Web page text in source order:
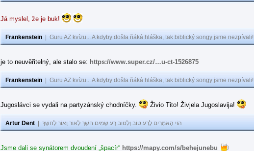
Já myslel, že je buk!
Frankenstein Guru AZ kvízu... A kdyby došla ňáká hláška, tak biblický songy jsme nezpívali!
je to neuvěřitelný, ale stalo se: https://www.super.cz/…u-ct-1526875
Frankenstein Guru AZ kvízu... A kdyby došla ňáká hláška, tak biblický songy jsme nezpívali!
Jugoslávci se vydali na partyzánský chodníčky. Živio Tito! Živjela Jugoslavija!
Artur Dent הוֹי הָאֹמְרִים לָרַע טוֹב וְלַטּוֹב רָע שָׂמִים חֹשֶׁךְ לְאוֹר וְאוֹר לְחֹשֶׁךְ
Jsme dali se synátorem dvoudení „špacír“ https://mapy.com/s/behejunebu